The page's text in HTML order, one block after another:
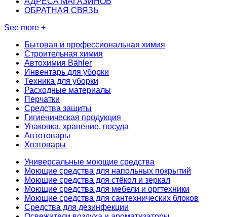
ОБРАТНАЯ СВЯЗЬ
See more +
Бытовая и профессиональная химия
Строительная химия
Автохимия Bähler
Инвентарь для уборки
Техника для уборки
Расходные материалы
Перчатки
Средства защиты
Гигиеническая продукция
Упаковка, хранение, посуда
Автотовары
Хозтовары
Универсальные моющие средства
Моющие средства для напольных покрытий
Моющие средства для стёкол и зеркал
Моющие средства для мебели и оргтехники
Моющие средства для сантехнических блоков
Средства для дезинфекции